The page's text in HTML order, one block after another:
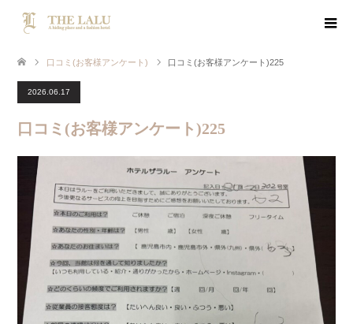
口コミ(お客様アンケート) 口コミ(お客様アンケート)225
2026.06.17
口コミ(お客様アンケート)225